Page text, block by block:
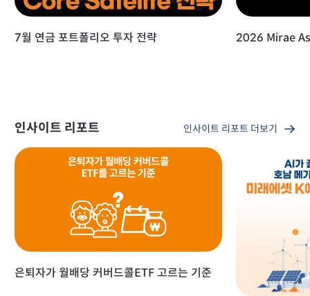
7월 연금 포트폴리오 투자 전략 2026 Mirae
인사이트 리포트 인사이트 리포트 더보기
은퇴자가 월배당 커버드콜ETF 고르는 기준